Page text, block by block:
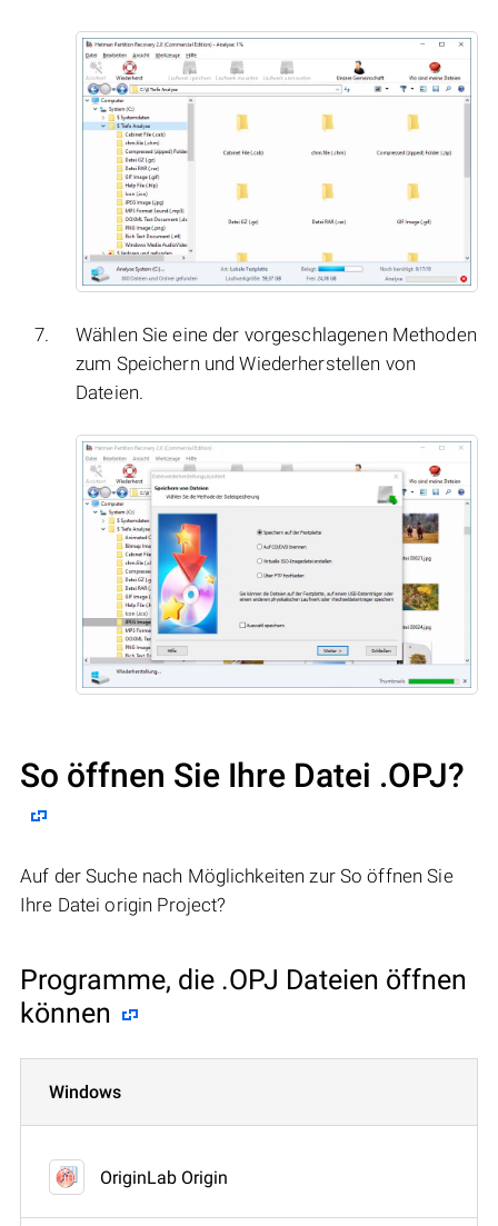
Wählen Sie eine der vorgeschlagenen Methoden
zum Speichern und Wiederherstellen von
Dateien.
So öffnen Sie Ihre Datei .OPJ?
Auf der Suche nach Möglichkeiten zur So öffnen Sie
Ihre Datei origin Project?
Programme, die .OPJ Dateien öffnen
können
Windows
OriginLab Origin